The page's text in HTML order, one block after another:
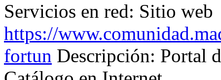
Servicios en red: Sitio web
https://
fortun Descripción: Portal